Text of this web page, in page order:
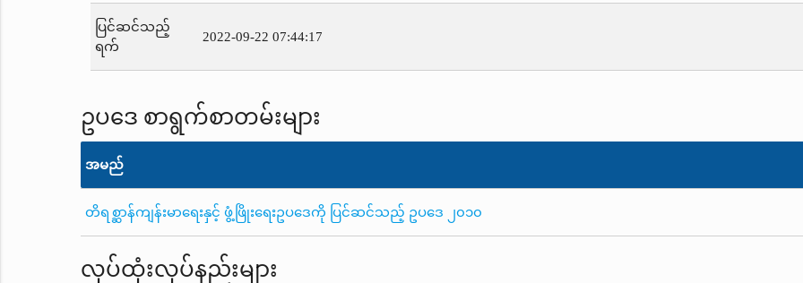
ပြင်ဆင်သည့်
ရက်
2022-09-22 07:44:17
ဥပဒေ စာရွက်စာတမ်းများ
အမည်
တိရစ္ဆာန်ကျန်းမာရေးနှင့် ဖွံ့ဖြိုးရေးဥပဒေကို ပြင်ဆင်သည့် ဥပဒေ ၂၀၁၀
လုပ်ထုံးလုပ်နည်းများ